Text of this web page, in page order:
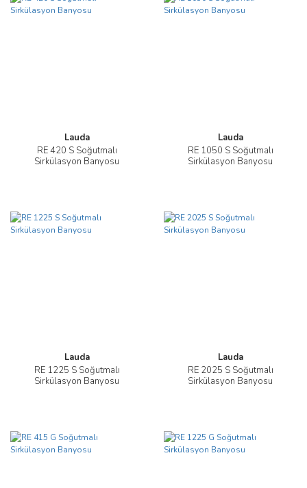
Lauda
RE 420 S Soğutmalı
Sirkülasyon Banyosu
Lauda
RE 1050 S Soğutmalı
Sirkülasyon Banyosu
Lauda
RE 1225 S Soğutmalı
Sirkülasyon Banyosu
Lauda
RE 2025 S Soğutmalı
Sirkülasyon Banyosu